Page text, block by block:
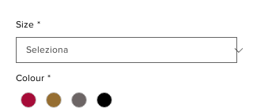
Size *
Colour *